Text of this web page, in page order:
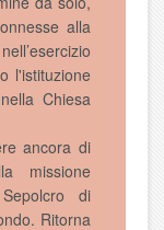
alla
l'istituzione
Chiesa
ancora di
missione
di
Ritorna